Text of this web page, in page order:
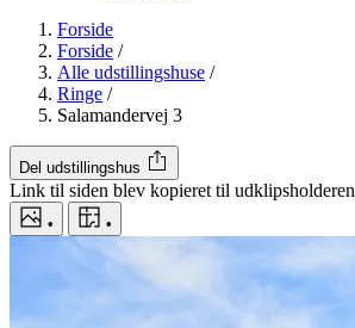
Forside
Forside /
Alle udstillingshuse /
Ringe /
Salamandervej 3
Del udstillingshus
Link til siden blev kopieret til udklipsholderen
• •